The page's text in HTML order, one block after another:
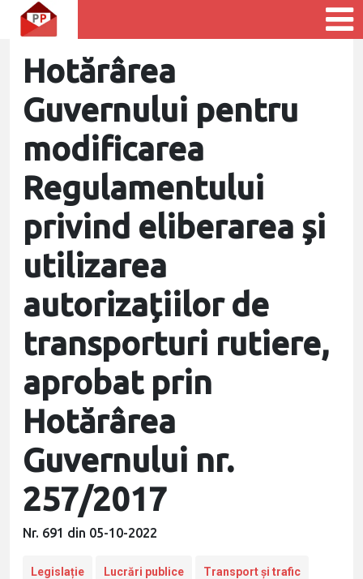
Hotărârea
Guvernului pentru
modificarea
Regulamentului
privind eliberarea și
utilizarea
autorizațiilor de
transporturi rutiere,
aprobat prin
Hotărârea
Guvernului nr.
257/2017
Nr. 691 din 05-10-2022
Legislație Lucrări publice Transport și trafic